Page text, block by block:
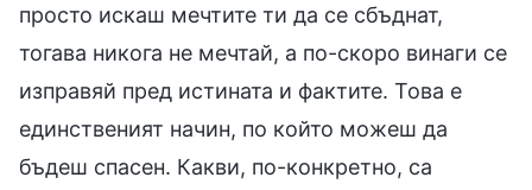
просто искаш мечтите ти да се сбъднат,
тогава никога не мечтай, а по-скоро винаги се
изправяй пред истината и фактите. Това е
единственият начин, по който можеш да
бъдеш спасен. Какви, по-конкретно, са